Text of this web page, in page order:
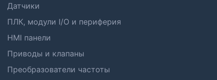
Датчики
ПЛК, модули I/O и периферия
HMI панели
Приводы и клапаны
Преобразователи частоты